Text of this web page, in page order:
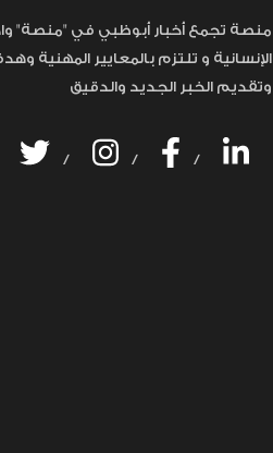
منصة تجمع أخبار أبوظبي في "منصة"
الإنسانية و تلتزم بالمعايير المهنية
وتقديم الخبر الجديد والدقيق
/ / /